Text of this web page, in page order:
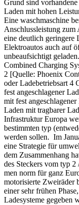
Grund sind
Laden mit hohen
Eine waschmaschine
Anschlussleistung zum
eine deutlich geringere
Elektroautos auch auf
unbeaufsichtigt
Combined Charging
2 [Quelle: Phoenix
oder Ladebetriebsart 4
fest angeschlagener
mit fest
Laden mit tragbarer
Infrastruktur Europa
bestimmten typ
werden sollen. Im
eine Strategie für
dem Zusammenhang
des Steckers vom typ
men norm für ganz
motorisierte Zweiräder
einer sehr frühen
Ladesysteme gegeben